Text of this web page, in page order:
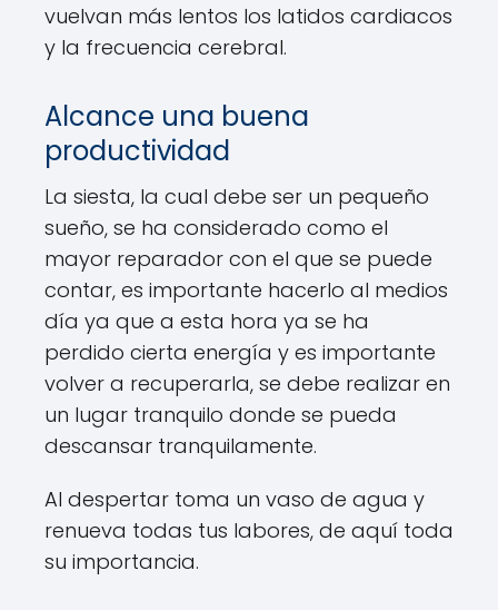
vuelvan más lentos los latidos cardiacos
y la frecuencia cerebral.
Alcance una buena
productividad
La siesta, la cual debe ser un pequeño
sueño, se ha considerado como el
mayor reparador con el que se puede
contar, es importante hacerlo al medios
día ya que a esta hora ya se ha
perdido cierta energía y es importante
volver a recuperarla, se debe realizar en
un lugar tranquilo donde se pueda
descansar tranquilamente.
Al despertar toma un vaso de agua y
renueva todas tus labores, de aquí toda
su importancia.